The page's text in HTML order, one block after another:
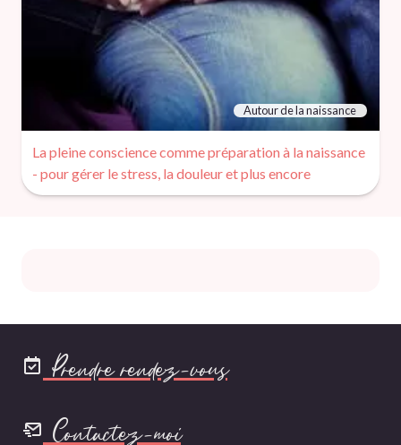
Autour de la naissance
La pleine conscience comme préparation à la naissance
- pour gérer le stress, la douleur et plus encore
Prendre rendez-vous
Contactez-moi